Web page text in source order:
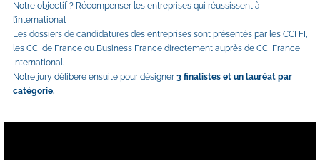
Notre objectif ? Récompenser les entreprises qui réussissent à
l’international !
Les dossiers de candidatures des entreprises sont présentés par les CCI FI,
les CCI de France ou Business France directement auprès de CCI France
International.
Notre jury délibère ensuite pour désigner 3 finalistes et un lauréat par
catégorie.